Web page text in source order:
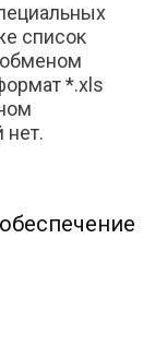
список
*.xls
нет.